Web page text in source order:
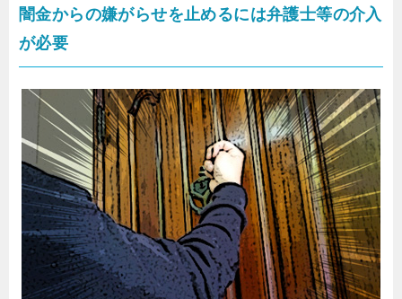
闇金からの嫌がらせを止めるには弁護士等の介入
が必要